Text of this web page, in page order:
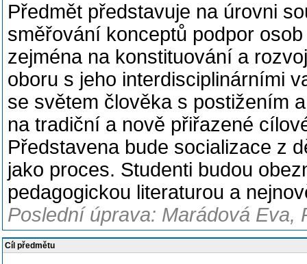
Předmět představuje na úrovni
směřování konceptů podpor
zejména na konstituování a
oboru s jeho interdisciplinárními
se světem člověka s postižením
na tradiční a nově přiřazené
Představena bude socializace z
jako proces. Studenti budou
pedagogickou literaturou a
Poslední úprava: Marádová Eva,
Cíl předmětu